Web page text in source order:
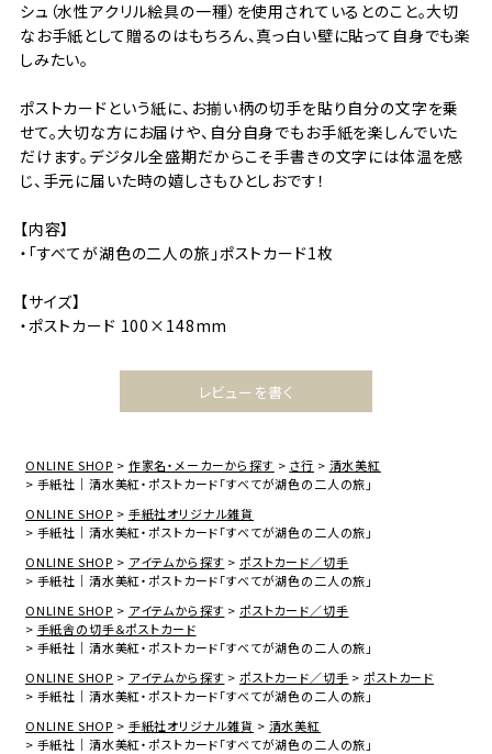
シュ（水性アクリル絵具の一種）を使用されているとのこと。大切
なお手紙として贈るのはもちろん、真っ白い壁に貼って自身でも楽
しみたい。
ポストカードという紙に、お揃い柄の切手を貼り自分の文字を乗
せて。大切な方にお届けや、自分自身でもお手紙を楽しんでいた
だけます。デジタル全盛期だからこそ手書きの文字には体温を感
じ、手元に届いた時の嬉しさもひとしおです！
【内容】
・「すべてが湖色の二人の旅」ポストカード1枚
【サイズ】
・ポストカード 100×148mm
レビューを書く
ONLINE SHOP 作家名・メーカーから探す さ行
清水美紅
手紙社｜清水美紅・ポストカード「すべてが湖色の二人の旅」
ONLINE SHOP
手紙社オリジナル雑貨
手紙社｜清水美紅・ポストカード「すべてが湖色の二人の旅」
ONLINE SHOP
アイテムから探す
ポストカード／切手
手紙社｜清水美紅・ポストカード「すべてが湖色の二人の旅」
ONLINE SHOP
アイテムから探す
ポストカード／切手
手紙舎の切手＆ポストカード
手紙社｜清水美紅・ポストカード「すべてが湖色の二人の旅」
ONLINE SHOP
アイテムから探す ポストカード／切手
ポストカード
手紙社｜清水美紅・ポストカード「すべてが湖色の二人の旅」
ONLINE SHOP
手紙社オリジナル雑貨
清水美紅
手紙社｜清水美紅・ポストカード「すべてが湖色の二人の旅」